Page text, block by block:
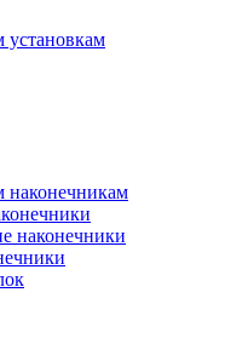
установкам
наконечникам
наконечники